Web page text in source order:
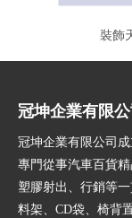
裝飾
冠坤企業有限公
冠坤企業有限公司
專門從事汽車百貨
塑膠射出、行銷等
料架、CD袋、椅背